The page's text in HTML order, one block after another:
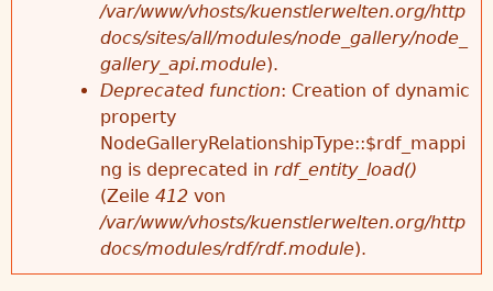
/var/www/vhosts/kuenstlerwelten.org/http
docs/sites/all/modules/node_gallery/node_
gallery_api.module).
Deprecated function: Creation of dynamic
property
NodeGalleryRelationshipType::$rdf_mappi
ng is deprecated in rdf_entity_load()
(Zeile 412 von
/var/www/vhosts/kuenstlerwelten.org/http
docs/modules/rdf/rdf.module).